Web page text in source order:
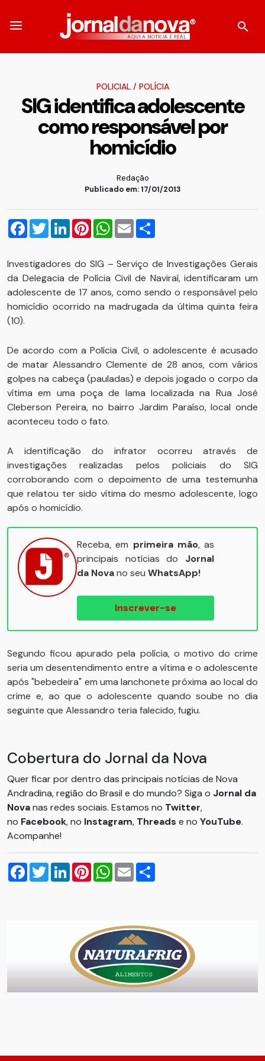
POLICIAL/ POLÍCIA
SIG identifica adolescente
como responsável por
homicídio
Redação
Publicado em: 17/01/2013
Facebook
TwitterLinkedInPinterestWhatsApp
Email
Investigadores do SIG – Serviço de Investigações Gerais
da Delegacia de Polícia Civil de Naviraí, identificaram um
adolescente de 17 anos, como sendo o responsável pelo
homicídio ocorrido na madrugada da última quinta feira
(10).
De acordo com a Polícia Civil, o adolescente é acusado
de matar Alessandro Clemente de 28 anos, com vários
golpes na cabeça (pauladas) e depois jogado o corpo da
vítima em uma poça de lama localizada na Rua José
Cleberson Pereira, no bairro Jardim Paraíso, local onde
aconteceu todo o fato.
A identificação do infrator ocorreu através de
investigações realizadas pelos policiais do SIG
corroborando com o depoimento de uma testemunha
que relatou ter sido vítima do mesmo adolescente, logo
após o homicídio.
Receba, em primeira mão, as
principais notícias do Jornal
da Novano seu WhatsApp!
Inscrever-se
Segundo ficou apurado pela polícia, o motivo do crime
seria um desentendimento entre a vítima e o adolescente
após "bebedeira" em uma lanchonete próxima ao local do
crime e, ao que o adolescente quando soube no dia
seguinte que Alessandro teria falecido, fugiu.
Cobertura do Jornal da Nova
Quer ficar por dentro das principais notícias de Nova
Andradina, região do Brasil e do mundo? Siga o Jornal da
Novanas redes sociais. Estamos no Twitter,
no Facebook, no Instagram, Threads e no YouTube.
Acompanhe!
Facebook
TwitterLinkedInPinterestWhatsApp
Email